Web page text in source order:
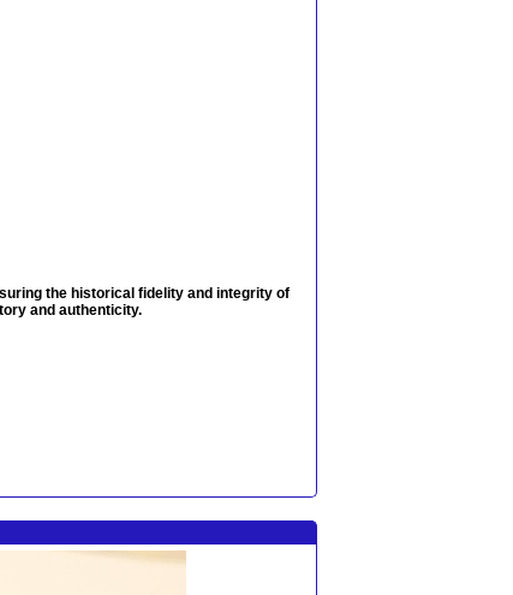
the historical fidelity and integrity of
and authenticity.